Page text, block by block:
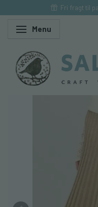
Fri fragt til
Skifte navigation
Menu